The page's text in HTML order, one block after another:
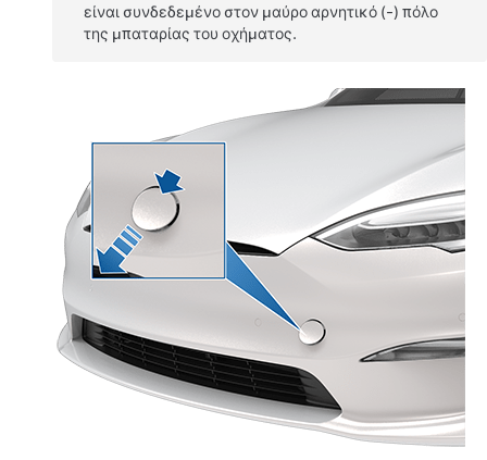
είναι συνδεδεμένο στον μαύρο αρνητικό (-) πόλο
της μπαταρίας του οχήματος.